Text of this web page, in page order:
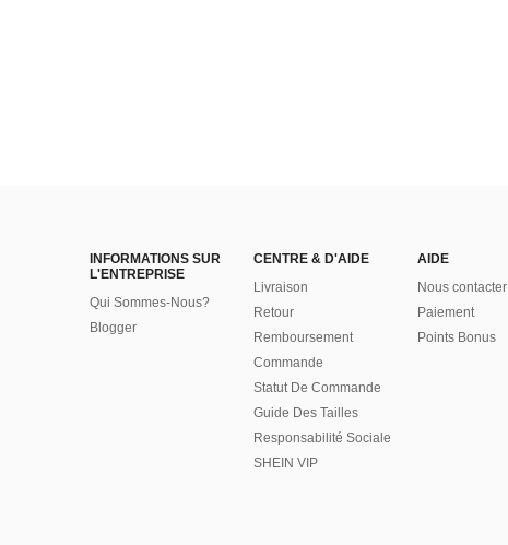
INFORMATIONS SUR
L'ENTREPRISE
Qui Sommes-Nous?
Blogger
CENTRE & D'AIDE
Livraison
Retour
Remboursement
Commande
Statut De Commande
Guide Des Tailles
Responsabilité Sociale
SHEIN VIP
AIDE
Nous contacter
Paiement
Points Bonus